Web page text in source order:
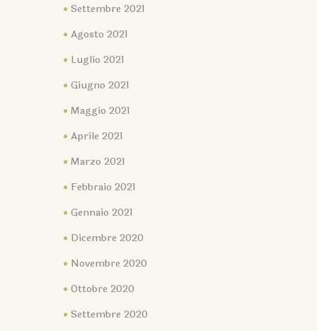
Settembre 2021
Agosto 2021
Luglio 2021
Giugno 2021
Maggio 2021
Aprile 2021
Marzo 2021
Febbraio 2021
Gennaio 2021
Dicembre 2020
Novembre 2020
Ottobre 2020
Settembre 2020